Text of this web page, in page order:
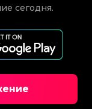
сегодня.